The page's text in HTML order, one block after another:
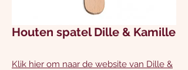
Houten spatel Dille & Kamille
Klik hier om naar de website van Dille &